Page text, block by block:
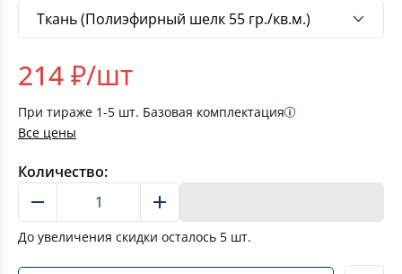
214₽/шт
При тираже 1-5 шт. Базовая комплектация
Все цены
Количество:
До увеличения скидки осталось 5 шт.